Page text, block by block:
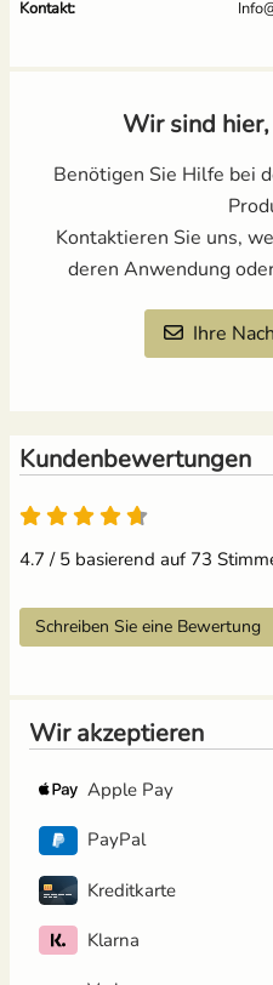
Kontakt:
Wir sind
Benötigen Sie Hilfe bei
Kontaktieren Sie uns,
deren Anwendung
Ihre
Kundenbewertungen
4.7 / 5 basierend auf 73
Schreiben Sie eine Bewertung
Wir akzeptieren
Apple Pay
PayPal
Kreditkarte
Klarna